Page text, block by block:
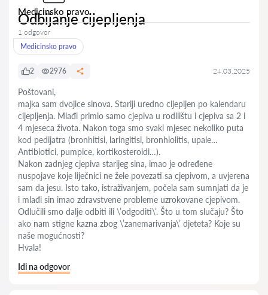
Medicinsko pravo
Odbijanje cijepljenja
1 odgovor
Medicinsko pravo
2 2976 24.03.2025
Poštovani,
majka sam dvojice sinova. Stariji uredno cijepljen po kalendaru
cijepljenja. Mlađi primio samo cjepiva u rodilištu i cjepiva sa 2 i
4 mjeseca života. Nakon toga smo svaki mjesec nekoliko puta
kod pedijatra (bronhitisi, laringitisi, bronhiolitis, upale…
Antibiotici, pumpice, kortikosteroidi…).
Nakon zadnjeg cjepiva starijeg sina, imao je određene
nuspojave koje liječnici ne žele povezati sa cjepivom, a uvjerena
sam da jesu. Isto tako, istraživanjem, počela sam sumnjati da je
i mlađi sin imao zdravstvene probleme uzrokovane cjepivom.
Odlučili smo dalje odbiti ili \’odgoditi\’. Što u tom slučaju? Što
ako nam stigne kazna zbog \’zanemarivanja\’ djeteta? Koje su
naše mogućnosti?
Hvala!
Idi na odgovor